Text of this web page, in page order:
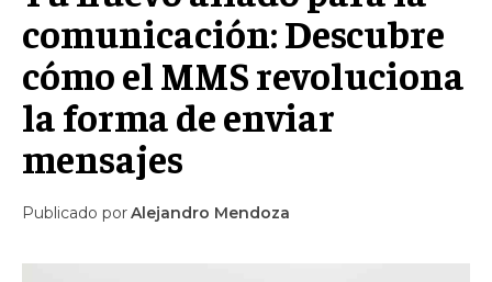
comunicación: Descubre
cómo el MMS revoluciona
la forma de enviar
mensajes
Publicado porAlejandro Mendoza